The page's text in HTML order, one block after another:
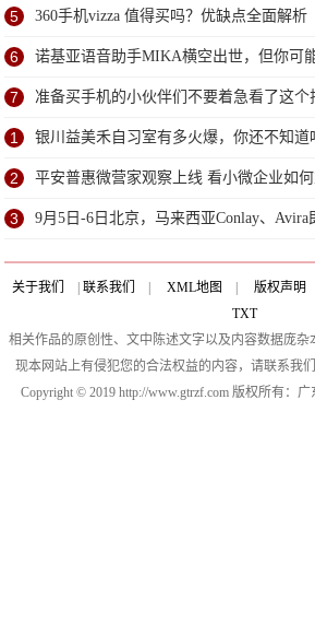
5 360手机vizza 值得买吗？优缺点全面解析
6 诺基亚语音助手MIKA横空出世，但你可
7 准备买手机的小伙伴们不要着急看了这
机吧
1 银川益美禾自习室有多火爆，你还不知道
2 平安普惠微营家观察上线 看小微企业如
3 9月5日-6日北京，马来西亚Conlay、Avira
关于我们 联系我们 XML地图 版权声明
TXT
相关作品的原创性、文中陈述文字以及内容数据庞
现本网站上有侵犯您的合法权益的内容，请联系我
Copyright © 2019 http://www.gtrzf.com 版权所有：